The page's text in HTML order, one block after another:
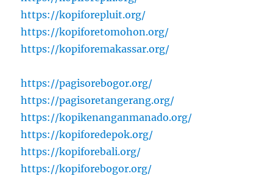
https://kopiforepluit.org/
https://kopiforetomohon.org/
https://kopiforemakassar.org/
https://pagisorebogor.org/
https://pagisoretangerang.org/
https://kopikenanganmanado.org/
https://kopiforedepok.org/
https://kopiforebali.org/
https://kopiforebogor.org/